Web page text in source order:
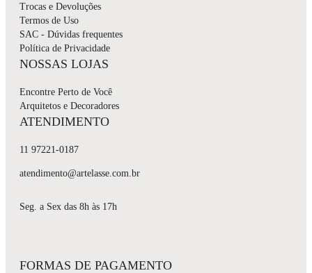
Trocas e Devoluções
Termos de Uso
SAC - Dúvidas frequentes
Política de Privacidade
NOSSAS LOJAS
Encontre Perto de Você
Arquitetos e Decoradores
ATENDIMENTO
11 97221-0187
atendimento@artelasse.com.br
Seg. a Sex das 8h às 17h
FORMAS DE PAGAMENTO